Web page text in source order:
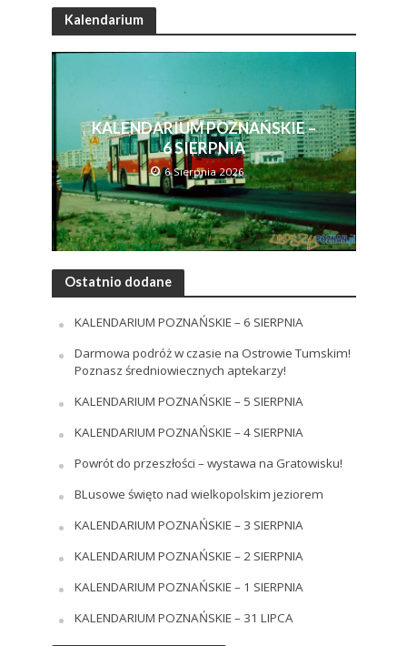
Kalendarium
KALENDARIUM POZNAŃSKIE –
6 SIERPNIA
6 Sierpnia 2026
Ostatnio dodane
KALENDARIUM POZNAŃSKIE – 6 SIERPNIA
Darmowa podróż w czasie na Ostrowie Tumskim!
Poznasz średniowiecznych aptekarzy!
KALENDARIUM POZNAŃSKIE – 5 SIERPNIA
KALENDARIUM POZNAŃSKIE – 4 SIERPNIA
Powrót do przeszłości – wystawa na Gratowisku!
BLusowe święto nad wielkopolskim jeziorem
KALENDARIUM POZNAŃSKIE – 3 SIERPNIA
KALENDARIUM POZNAŃSKIE – 2 SIERPNIA
KALENDARIUM POZNAŃSKIE – 1 SIERPNIA
KALENDARIUM POZNAŃSKIE – 31 LIPCA